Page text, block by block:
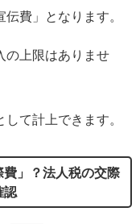
費」となります。
の上限はありませ
て計上できます。
費」？法人税の交際
認